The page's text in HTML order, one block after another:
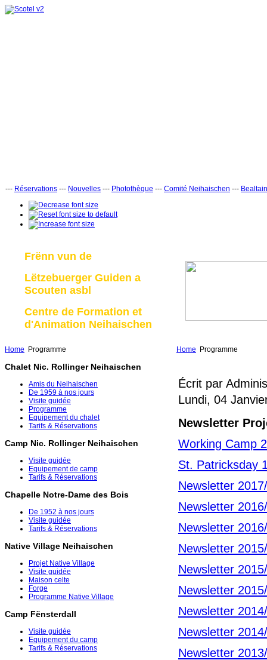
--- Réservations --- Nouvelles --- Photothèque --- Comité Neihaischen ---
Frënn vun de
Lëtzebuerger Guiden a
Scouten asbl
Centre de Formation et
d'Animation Neihaischen
Home Programme
Chalet Nic. Rollinger Neihaischen
Amis du Neihaischen
De 1959 à nos jours
Visite guidée
Programme
Equipement du chalet
Tarifs & Réservations
Camp Nic. Rollinger Neihaischen
Visite guidée
Equipement de camp
Tarifs & Réservations
Chapelle Notre-Dame des Bois
De 1952 à nos jours
Visite guidée
Tarifs & Réservations
Native Village Neihaischen
Projet Native Village
Visite guidée
Maison celte
Forge
Programme Native Village
Camp Fënsterdall
Visite guidée
Equipement du camp
Tarifs & Réservations
Home Programme
Écrit par
Lundi, 04
Newsletter
Working Camp
St. Patricksday
Newsletter
Newsletter
Newsletter
Newsletter
Newsletter
Newsletter
Newsletter
Newsletter
Newsletter